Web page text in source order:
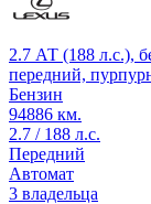
2.7 АТ (188 л.с.),
передний,
Бензин
94886 км.
2.7 / 188 л.с.
Передний
Автомат
3 владельца